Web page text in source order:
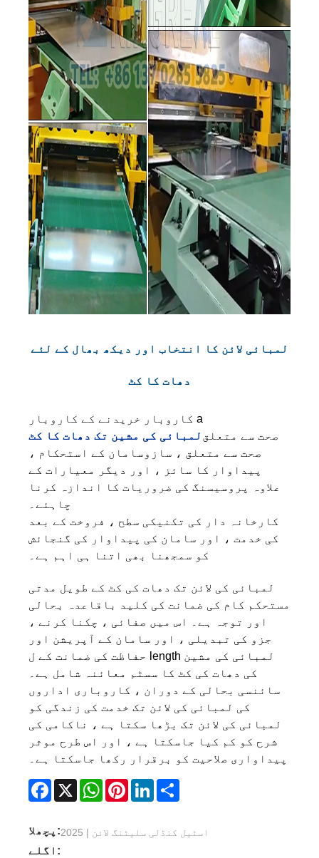
لمبائی لائن کا انتخاب اور دیکھ بھال کے لئے
دھات کا کٹ
کاروبار خریدنے کے کاروبار a
لمبائی کی مشین تک دھات کا کٹ صحت سے متعلق
صحت سے متعلق ، سازوسامان کے استحکام ،
پیداوار کا سائز ، اور دیگر معیارات کے
علاوہ پروسیسنگ کی ضروریات کا اندازہ کرنا
چاہئے۔
کارخانہ دار کی تکنیکی سطح ، فروخت کے بعد
کی خدمت ، اور سامان کی پیداوار کی گنجائش
کو سمجھنا بھی اتنا ہی اہم ہے۔
لمبائی کی لائن تک دھات کی کٹ کے طویل مدتی
مستحکم کام کی ضمانت کی کلید باقاعدہ بحالی
اور توجہ ہے۔ اس میں صفائی ، چکنا کرنے ،
جزو کی تبدیلی ، اور سامان کے آپریشن اور
حفاظت کی ضمانت کے ل length لمبائی کی مشین
کی دھات کی کٹ کا سسٹم معائنہ شامل ہے۔
سائنسی بحالی کے دوران ، کاروباری اداروں
کی لمبائی کی لائن تک خدمت کی زندگی کو
لمبائی کی لائن تک بڑھا سکتا ہے ، ناکامی کی
شرح کو کم کیا جاسکتا ہے ، اور اس طرح موثر
پیداواری صلاحیت کو برقرار رکھا جاسکتا ہے۔
Facebook
X WhatsAppPinterestLinkedIn
پچھلا: اسٹیل کنڈلی سلیٹنگ لائن | 2025
اگلے: